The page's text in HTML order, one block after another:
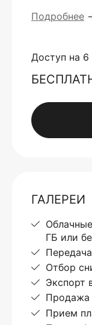
Подробнее
Доступ на
ГАЛЕРЕИ
ГБ или
Отбор
Экспорт
Продажа
Прием